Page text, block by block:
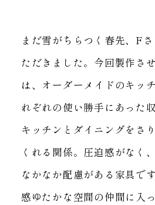
Follow us
まだ雪がちらつく春先、F
ただきました。 今回製作さ
は、オーダーメイドのキッ
れぞれの使い勝手にあった
キッチンとダイニングをさ
くれる関係。 圧迫感がなく
なかなか配慮がある家具です
感ゆたかな空間の仲間に入